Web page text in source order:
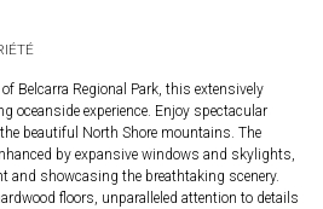
Belcarra Regional Park, this extensively
oceanside experience. Enjoy spectacular
beautiful North Shore mountains. The
by expansive windows and skylights,
and showcasing the breathtaking scenery.
floors, unparalleled attention to details